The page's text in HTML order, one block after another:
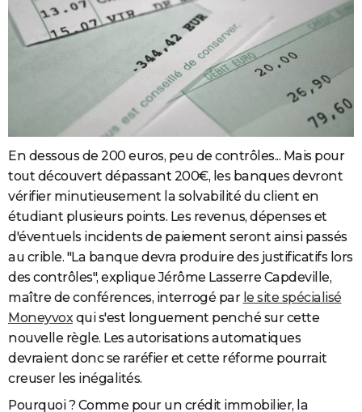
En dessous de 200 euros, peu de contrôles... Mais pour
tout découvert dépassant 200€, les banques devront
vérifier minutieusement la solvabilité du client en
étudiant plusieurs points. Les revenus, dépenses et
d'éventuels incidents de paiement seront ainsi passés
au crible. "La banque devra produire des justificatifs lors
des contrôles", explique Jérôme Lasserre Capdeville,
maître de conférences, interrogé par le site spécialisé
Moneyvox qui s'est longuement penché sur cette
nouvelle règle. Les autorisations automatiques
devraient donc se raréfier et cette réforme pourrait
creuser les inégalités.
Pourquoi ? Comme pour un crédit immobilier, la